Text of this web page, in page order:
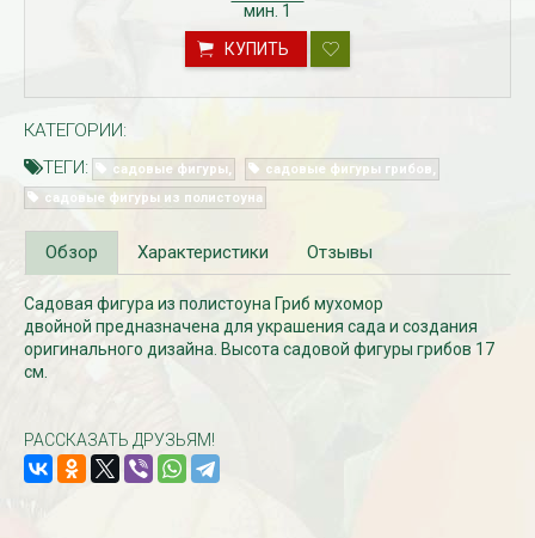
Рассада Незабудка
(Myosotis) в
контейнере p9
мин. 1
КУПИТЬ
КАТЕГОРИИ:
ТЕГИ:
садовые фигуры
садовые фигуры грибов
садовые фигуры из полистоуна
Обзор Характеристики Отзывы
Садовая фигура из полистоуна Гриб мухомор
двойной предназначена для украшения сада и создания
оригинального дизайна. Высота садовой фигуры грибов 17
см.
РАССКАЗАТЬ ДРУЗЬЯМ!